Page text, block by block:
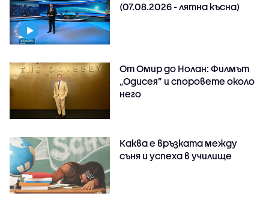
(07.08.2026 - лятна късна)
От Омир до Нолан: Филмът
„Одисея” и споровете около
него
Каква е връзката между
съня и успеха в училище